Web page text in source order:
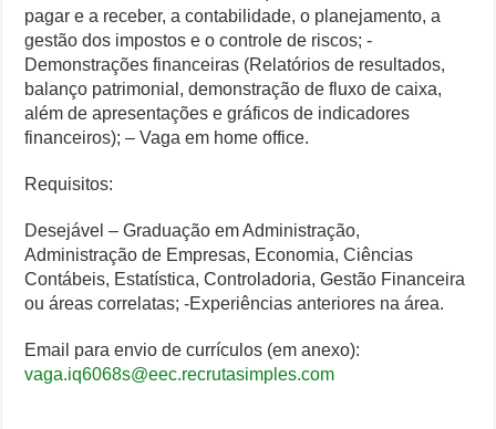
pagar e a receber, a contabilidade, o planejamento, a
gestão dos impostos e o controle de riscos; -
Demonstrações financeiras (Relatórios de resultados,
balanço patrimonial, demonstração de fluxo de caixa,
além de apresentações e gráficos de indicadores
financeiros); – Vaga em home office.
Requisitos:
Desejável – Graduação em Administração,
Administração de Empresas, Economia, Ciências
Contábeis, Estatística, Controladoria, Gestão Financeira
ou áreas correlatas; -Experiências anteriores na área.
Email para envio de currículos (em anexo):
vaga.iq6068s@eec.recrutasimples.com